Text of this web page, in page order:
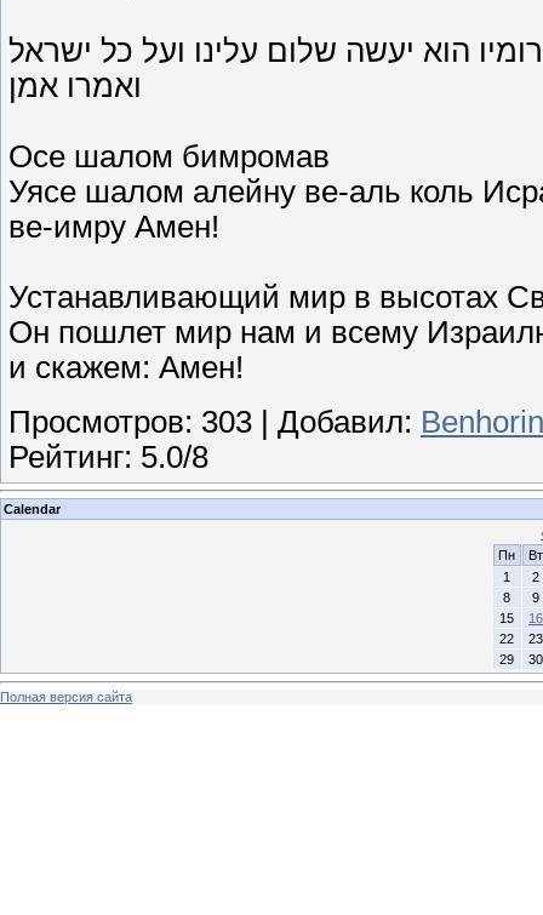
הוא יעשה שלום עלינו ועל כל ישראל
ואמרו אמן
Осе шалом бимромав
Уясе шалом алейну ве-аль коль
ве-имру Амен!
Устанавливающий мир в высотах
Он пошлет мир нам и всему
и скажем: Амен!
Просмотров: 303 | Добавил: Benhorin
Рейтинг: 5.0/8
Calendar
Пн
Вт
1
2
8
9
15
16
22
23
29
30
Полная версия сайта